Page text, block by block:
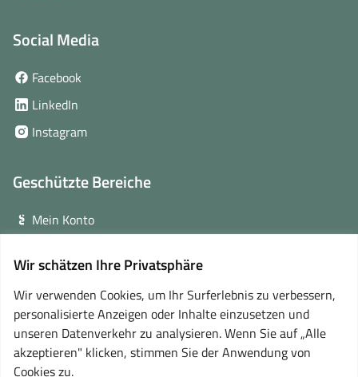
Wir schätzen Ihre Privatsphäre
Wir verwenden Cookies, um Ihr Surferlebnis zu verbessern,
personalisierte Anzeigen oder Inhalte einzusetzen und
unseren Datenverkehr zu analysieren. Wenn Sie auf „Alle
akzeptieren" klicken, stimmen Sie der Anwendung von
Cookies zu.
Social Media
Facebook
Fenster)
LinkedIn
neuem
Instagram(öffnet
Fenster)
Geschützte Bereiche
Mein Konto
Online-Lernplattform(öffnet
in
neuem
Fenster)
Partner